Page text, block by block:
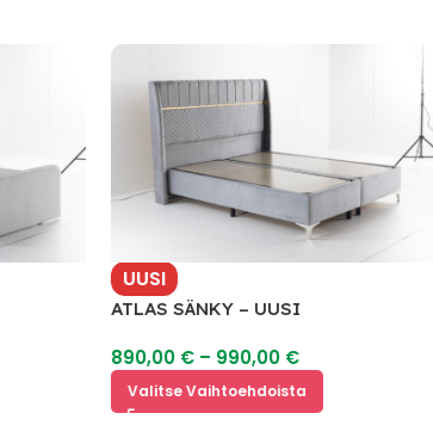
UUSI
ATLAS SÄNKY – UUSI
890,00€–990,00€
Valitse Vaihtoehdoista